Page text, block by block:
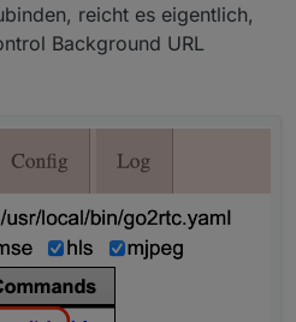
reicht es eigentlich,
Background URL